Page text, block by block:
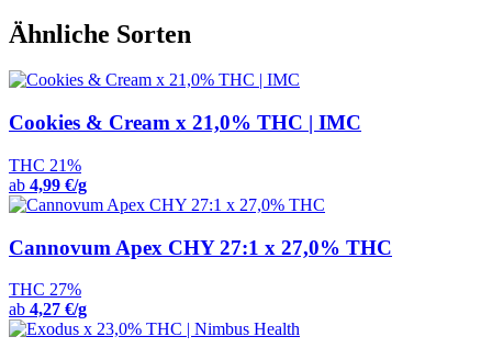
Ähnliche Sorten
Cookies & Cream x 21,0% THC | IMC
THC 21%
ab 4,99 €/g
Cannovum Apex CHY 27:1 x 27,0% THC
THC 27%
ab 4,27 €/g